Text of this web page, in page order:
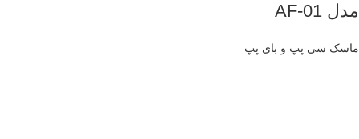
مدل AF-01
ماسک سی پپ و بای پپ